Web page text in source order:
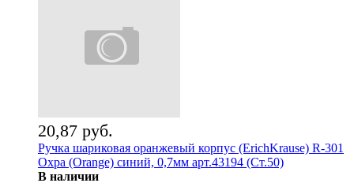
20,87 руб.
Ручка шариковая оранжевый корпус (ErichKrause) R-301
Охра (Orange) синий, 0,7мм арт.43194 (Ст.50)
В наличии